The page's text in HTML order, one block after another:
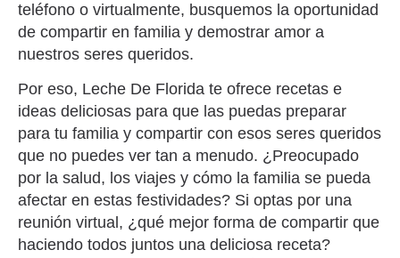
teléfono o virtualmente, busquemos la oportunidad
de compartir en familia y demostrar amor a
nuestros seres queridos.
Por eso, Leche De Florida te ofrece recetas e
ideas deliciosas para que las puedas preparar
para tu familia y compartir con esos seres queridos
que no puedes ver tan a menudo. ¿Preocupado
por la salud, los viajes y cómo la familia se pueda
afectar en estas festividades? Si optas por una
reunión virtual, ¿qué mejor forma de compartir que
haciendo todos juntos una deliciosa receta?